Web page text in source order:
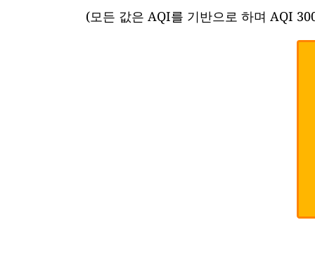
(모든 값은 AQI를 기반으로 하며 AQI